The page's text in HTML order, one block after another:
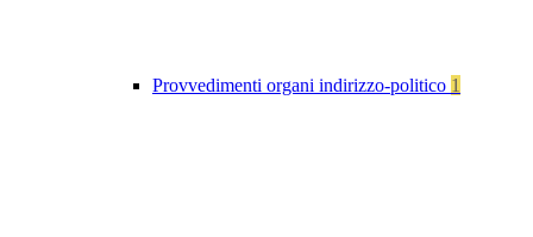
Provvedimenti organi indirizzo-politico 1